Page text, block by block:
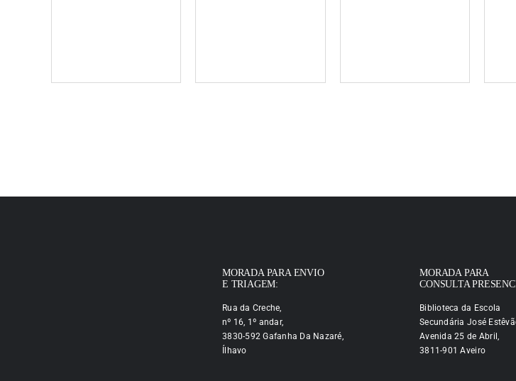
MORADA PARA ENVIO
E TRIAGEM:
Rua da Creche,
nº 16, 1º andar,
3830-592 Gafanha Da Nazaré,
Ílhavo
MORADA PARA
CONSULTA
Biblioteca da Escola
Secundária José
Avenida 25 de Abril,
3811-901 Aveiro